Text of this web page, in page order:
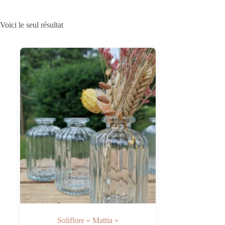
Voici le seul résultat
Soliflore « Mattia »